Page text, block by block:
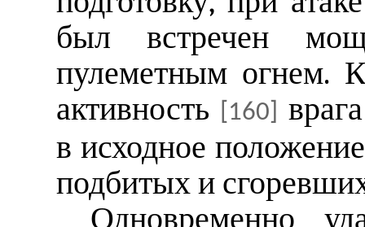
был встречен
пулеметным огнем.
активность
[160]
в исходное
подбитых и
Одновременно